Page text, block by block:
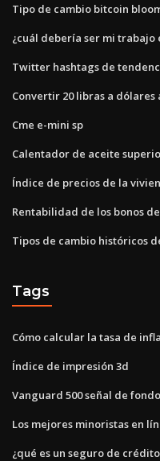
Tipo de cambio bitcoin
¿cuál debería ser mi trabajo
Twitter hashtags de
Convertir 20 libras a dólares
Cme e-mini sp
Calentador de aceite
Índice de precios de la
Rentabilidad de los bonos
Tipos de cambio históricos
Tags
Cómo calcular la tasa de
Índice de impresión 3d
Vanguard 500 señal de
Los mejores minoristas en
¿qué es un seguro de crédito